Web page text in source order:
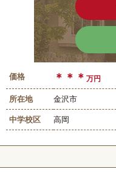
価格 ＊＊＊ 万円
所在地 金沢市
中学校区 高岡